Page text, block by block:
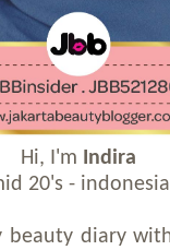
Hi, I'm Indira
20's - indonesia
beauty diary